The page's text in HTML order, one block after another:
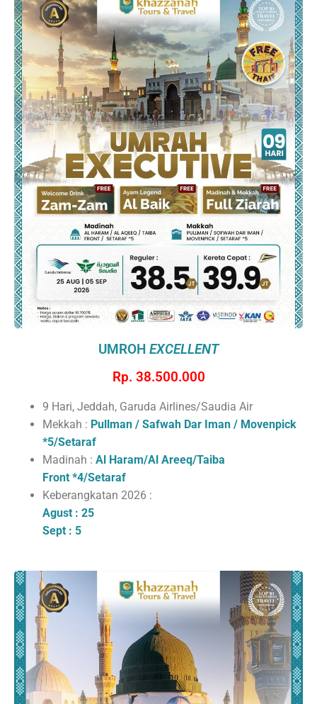
UMROH EXCELLENT
Rp. 38.500.000
9 Hari, Jeddah, Garuda Airlines/Saudia Air
Mekkah : Pullman / Safwah Dar Iman / Movenpick
*5/Setaraf
Madinah : Al Haram/Al Areeq/Taiba
Front *4/Setaraf
Keberangkatan 2026 :
Agust : 25
Sept : 5